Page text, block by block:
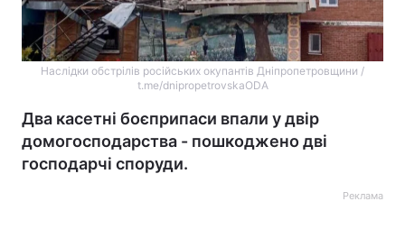
Наслідки обстрілів російських окупантів Дніпропетровщини /
t.me/dnipropetrovskaODA
Два касетні боєприпаси впали у двір
домогосподарства - пошкоджено дві
господарчі споруди.
Реклама